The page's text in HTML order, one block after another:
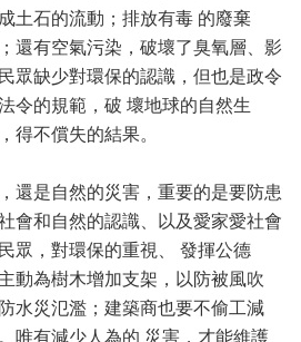
土石的流動；排放有毒 的廢棄
還有空氣污染，破壞了臭氧層、影
眾缺少對環保的認識，但也是政令
令的規範，破 壞地球的自然生
得不償失的結果。
是自然的災害，重要的是要防患
會和自然的認識、以及愛家愛社會
眾，對環保的重視、 發揮公德
動為樹木增加支架，以防被風吹
水災氾濫；建築商也要不偷工減
唯有減少人為的 災害，才能維護